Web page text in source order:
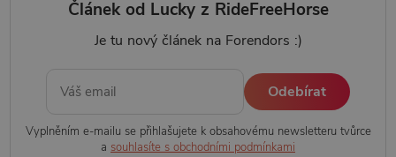
Článek od Lucky z RideFreeHorse
Je tu nový článek na Forendors :)
Odebírat
Vyplněním e-mailu se přihlašujete k obsahovému newsletteru tvůrce
a souhlasíte s obchodními podmínkami